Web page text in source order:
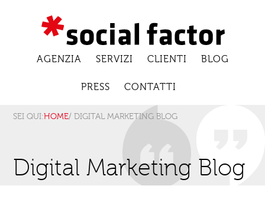
AGENZIA SERVIZI CLIENTI BLOG
PRESS CONTATTI
SEI QUI:HOME/ DIGITAL MARKETING BLOG
Digital Marketing Blog